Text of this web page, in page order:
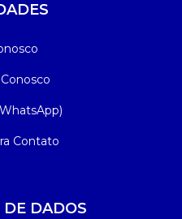
Contato
DE DADOS